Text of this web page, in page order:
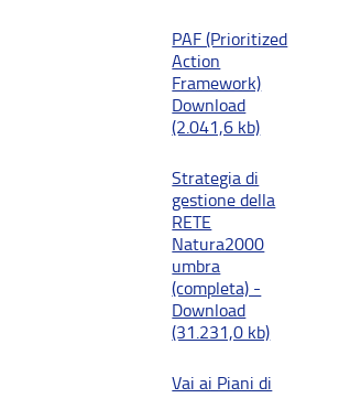
PAF (Prioritized
Action
Framework)
Download
(2.041,6 kb)
Strategia di
gestione della
RETE
Natura2000
umbra
(completa) -
Download
(31.231,0 kb)
Vai ai Piani di